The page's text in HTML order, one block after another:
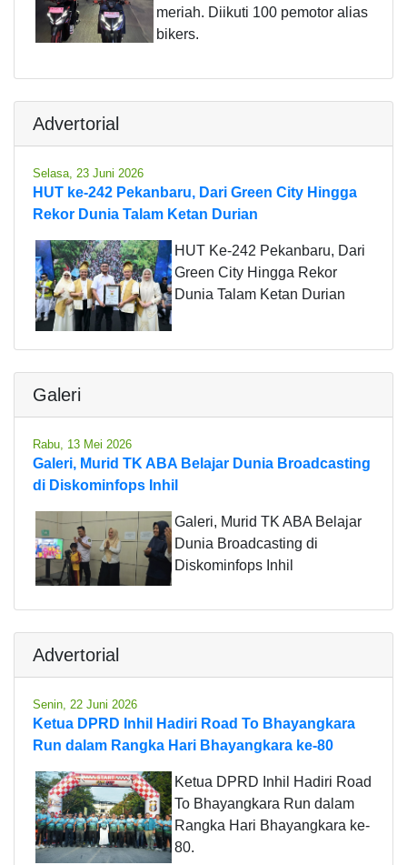
meriah. Diikuti 100 pemotor alias
bikers.
Advertorial
Selasa, 23 Juni 2026
HUT ke-242 Pekanbaru, Dari Green City Hingga
Rekor Dunia Talam Ketan Durian
HUT Ke-242 Pekanbaru, Dari
Green City Hingga Rekor
Dunia Talam Ketan Durian
Galeri
Rabu, 13 Mei 2026
Galeri, Murid TK ABA Belajar Dunia Broadcasting
di Diskominfops Inhil
Galeri, Murid TK ABA Belajar
Dunia Broadcasting di
Diskominfops Inhil
Advertorial
Senin, 22 Juni 2026
Ketua DPRD Inhil Hadiri Road To Bhayangkara
Run dalam Rangka Hari Bhayangkara ke-80
Ketua DPRD Inhil Hadiri Road
To Bhayangkara Run dalam
Rangka Hari Bhayangkara ke-
80.